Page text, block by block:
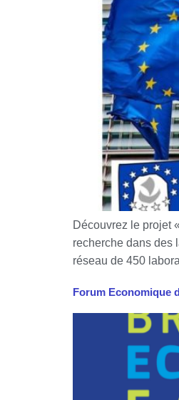
Découvrez le projet
recherche dans des
réseau de 450
Forum Economique